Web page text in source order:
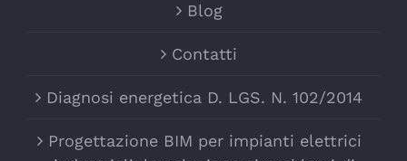
Blog
Contatti
Diagnosi energetica D. LGS. N. 102/2014
Progettazione BIM per impianti elettrici